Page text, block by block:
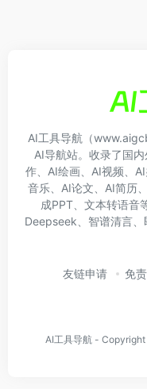
AI工具导航（
AI导航站。收录了国
作、AI绘画、AI视频、
音乐、AI论文、AI简历
成PPT、文本转语音
Deepseek、智谱清言
友链申请 免
AI工具导航 -